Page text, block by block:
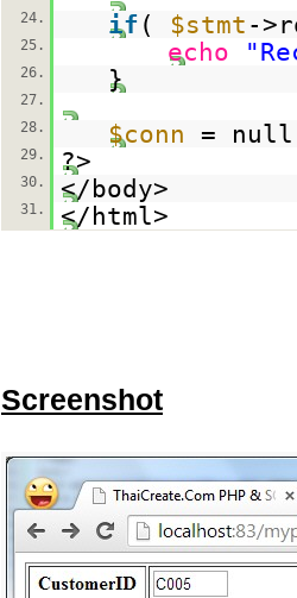
24.
if ( $stmt -
25. echo
26. }
27.
28.
$conn =
29. ?>
30. </body>
31. </html>
Screenshot